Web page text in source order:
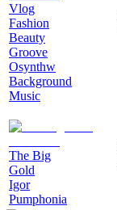
Vlog
Fashion
Beauty
Groove
Osynthw
Background
Music
The Big
Gold
Igor
Pumphonia